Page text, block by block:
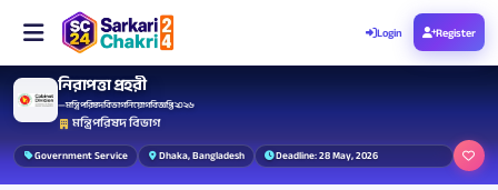
Login Register
নিরাপত্তা প্রহরী
— মন্ত্রিপরিষদ বিভাগ নিয়োগ বিজ্ঞপ্তি ২০২৬
মন্ত্রিপরিষদ বিভাগ
Government Service Dhaka, Bangladesh Deadline: 28 May, 2026